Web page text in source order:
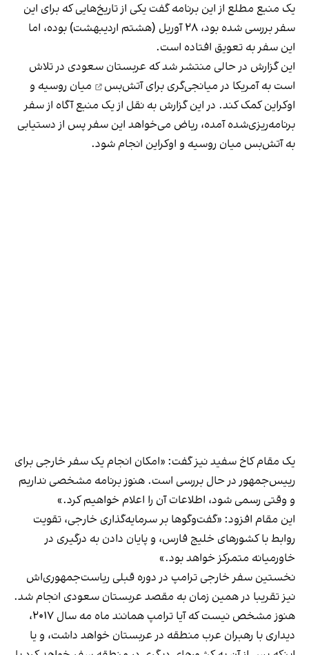
یک منبع مطلع از این برنامه گفت یکی از تاریخ‌هایی که برای این
سفر بررسی شده بود، ۲۸ آوریل (هشتم اردیبهشت) بوده، اما
این سفر به تعویق افتاده است.
این گزارش در حالی منتشر شد که عربستان سعودی در تلاش
است به آمریکا درمیانجی‌گری برای آتش‌بس
میان روسیه و
اوکراین کمک کند. در این گزارش به نقل از یک منبع آگاه از سفر
برنامه‌ریزی‌شده آمده، ریاض می‌خواهد این سفر پس از دستیابی
به آتش‌بس میان روسیه و اوکراین انجام شود.
یک مقام کاخ سفید نیز گفت: «امکان انجام یک سفر خارجی برای
رییس‌جمهور در حال بررسی است. هنوز برنامه مشخصی نداریم
و وقتی رسمی شود، اطلاعات آن را اعلام خواهیم کرد.»
این مقام افزود: «گفت‌وگوها بر سرمایه‌گذاری خارجی، تقویت
روابط با کشورهای خلیج فارس، و پایان دادن به درگیری در
خاورمیانه متمرکز خواهد بود.»
نخستین سفر خارجی ترامپ در دوره قبلی ریاست‌جمهوری‌اش
نیز تقریبا در همین زمان به مقصد عربستان سعودی انجام شد.
هنوز مشخص نیست که آیا ترامپ همانند ماه مه سال ۲۰۱۷،
دیداری با رهبران عرب منطقه در عربستان خواهد داشت، و یا